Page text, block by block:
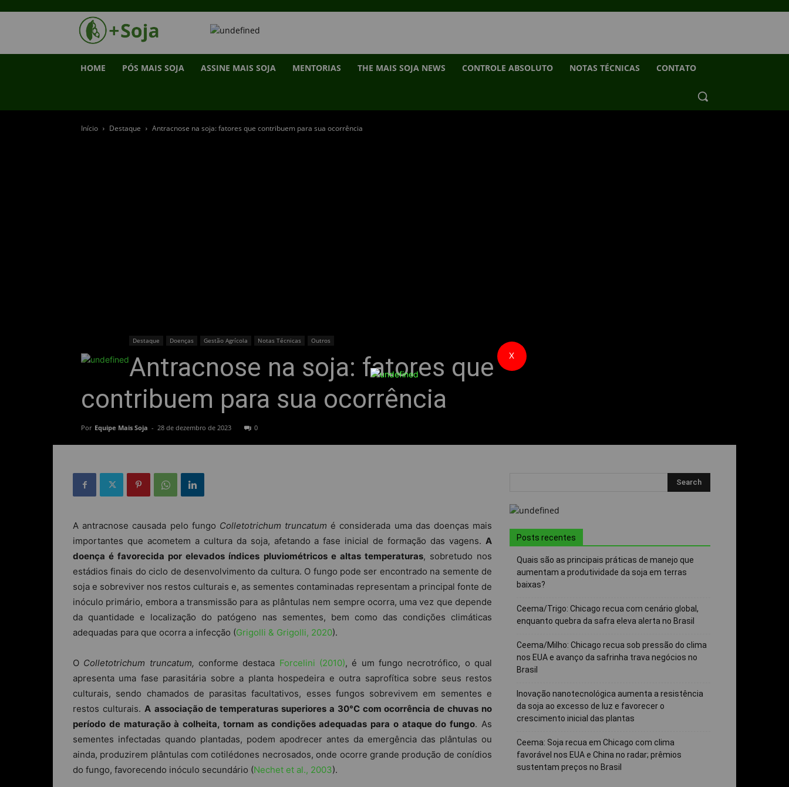
HOME PÓS MAIS SOJA ASSINE MAIS SOJA MENTORIAS THE MAIS SOJA NEWS CONTROLE ABSOLUTO NOTAS TÉCNICAS CONTATO
Início Destaque Antracnose na soja: fatores que contribuem para sua ocorrência
Destaque Doenças Gestão Agrícola Notas Técnicas Outros
Antracnose na soja: fatores que
contribuem para sua ocorrência
Por Equipe Mais Soja - 28 de dezembro de 2023 0
A antracnose causada pelo fungo Colletotrichum truncatum é considerada uma das doenças mais
importantes que acometem a cultura da soja, afetando a fase inicial de formação das vagens. A
doença é favorecida por elevados índices pluviométricos e altas temperaturas, sobretudo nos
estádios finais do ciclo de desenvolvimento da cultura. O fungo pode ser encontrado na semente de
soja e sobreviver nos restos culturais e, as sementes contaminadas representam a principal fonte de
inóculo primário, embora a transmissão para as plântulas nem sempre ocorra, uma vez que depende
da quantidade e localização do patógeno nas sementes, bem como das condições climáticas
adequadas para que ocorra a infecção (Grigolli & Grigolli, 2020).
O Colletotrichum truncatum, conforme destaca Forcelini (2010), é um fungo necrotrófico, o qual
apresenta uma fase parasitária sobre a planta hospedeira e outra saprofítica sobre seus restos
culturais, sendo chamados de parasitas facultativos, esses fungos sobrevivem em sementes e
restos culturais. A associação de temperaturas superiores a 30°C com ocorrência de chuvas no
período de maturação à colheita, tornam as condições adequadas para o ataque do fungo. As
sementes infectadas quando plantadas, podem apodrecer antes da emergência das plântulas ou
ainda, produzirem plântulas com cotilédones necrosados, onde ocorre grande produção de conídios
do fungo, favorecendo inóculo secundário (Nechet et al., 2003).
Posts recentes
Quais são as principais práticas de manejo que
aumentam a produtividade da soja em terras
baixas?
Ceema/Trigo: Chicago recua com cenário global,
enquanto quebra da safra eleva alerta no Brasil
Ceema/Milho: Chicago recua sob pressão do clima
nos EUA e avanço da safrinha trava negócios no
Brasil
Inovação nanotecnológica aumenta a resistência
da soja ao excesso de luz e favorecer o
crescimento inicial das plantas
Ceema: Soja recua em Chicago com clima
favorável nos EUA e China no radar; prêmios
sustentam preços no Brasil
X